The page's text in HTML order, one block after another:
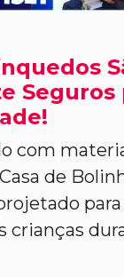
Seguros
com
de
crianças